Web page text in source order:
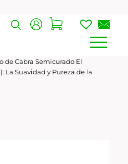
de Cabra Semicurado El
La Suavidad y Pureza de la